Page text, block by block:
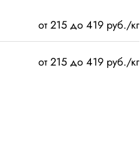
от 215 до 419 руб./кг
от 215 до 419 руб./кг